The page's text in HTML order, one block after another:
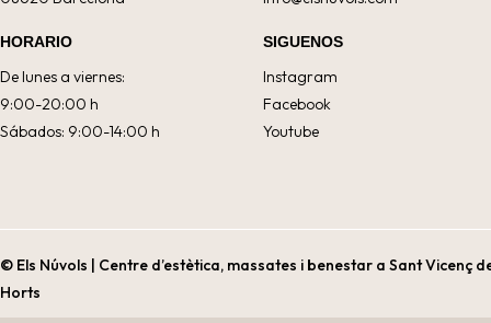
HORARIO
De lunes a viernes:
9:00-20:00 h
Sábados: 9:00-14:00 h
SIGUENOS
Instagram
Facebook
Youtube
© Els Núvols | Centre d’estètica, massates i benestar a Sant Vicenç
Horts